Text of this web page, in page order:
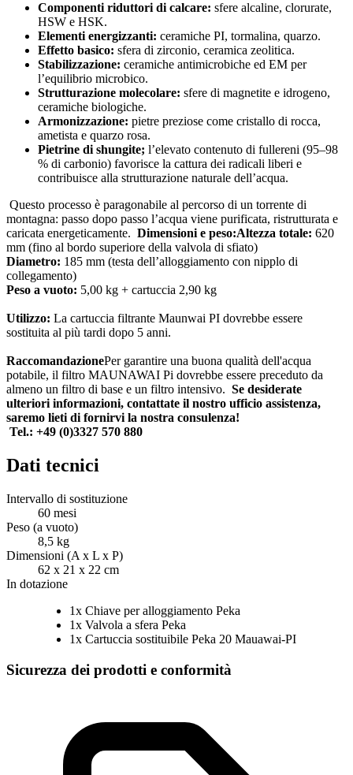
Componenti riduttori di calcare: sfere alcaline, clorurate,
HSW e HSK.
Elementi energizzanti: ceramiche PI, tormalina, quarzo.
Effetto basico: sfera di zirconio, ceramica zeolitica.
Stabilizzazione: ceramiche antimicrobiche ed EM per
l’equilibrio microbico.
Strutturazione molecolare: sfere di magnetite e idrogeno,
ceramiche biologiche.
Armonizzazione: pietre preziose come cristallo di rocca,
ametista e quarzo rosa.
Pietrine di shungite; l’elevato contenuto di fullereni (95–98
% di carbonio) favorisce la cattura dei radicali liberi e
contribuisce alla strutturazione naturale dell’acqua.
Questo processo è paragonabile al percorso di un torrente di
montagna: passo dopo passo l’acqua viene purificata, ristrutturata e
caricata energeticamente. Dimensioni e peso:Altezza totale: 620
mm (fino al bordo superiore della valvola di sfiato)
Diametro: 185 mm (testa dell’alloggiamento con nipplo di
collegamento)
Peso a vuoto: 5,00 kg + cartuccia 2,90 kg
Utilizzo: La cartuccia filtrante Maunwai PI dovrebbe essere
sostituita al più tardi dopo 5 anni.
RaccomandazionePer garantire una buona qualità dell'acqua
potabile, il filtro MAUNAWAI Pi dovrebbe essere preceduto da
almeno un filtro di base e un filtro intensivo. Se desiderate
ulteriori informazioni, contattate il nostro ufficio assistenza,
saremo lieti di fornirvi la nostra consulenza!
Tel.: +49 (0)3327 570 880
Dati tecnici
Intervallo di sostituzione
60 mesi
Peso (a vuoto)
8,5 kg
Dimensioni (A x L x P)
62 x 21 x 22 cm
In dotazione
1x Chiave per alloggiamento Peka
1x Valvola a sfera Peka
1x Cartuccia sostituibile Peka 20 Mauawai-PI
Sicurezza dei prodotti e conformità